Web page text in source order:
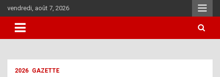
to
content
vendredi, août 7, 2026
i
2026 GAZETTE